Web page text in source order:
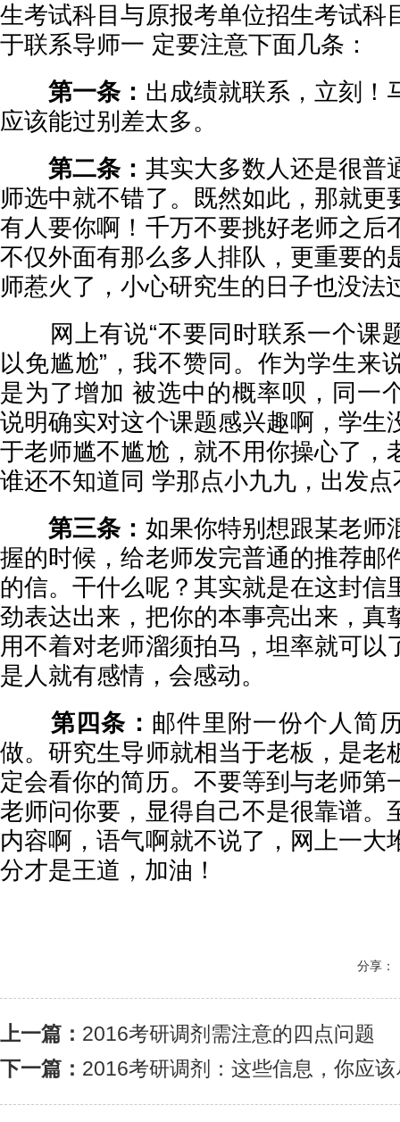
生考试科目与原报考单位招生考试科
于联系导师一 定要注意下面几条：
第一条： 出成绩就联系，立刻！
应该能过别差太多。
第二条： 其实大多数人还是很普
师选中就不错了。既然如此，那就更
有人要你啊！千万不要挑好老师之后
不仅外面有那么多人排队，更重要的
师惹火了，小心研究生的日子也没法
网上有说“不要同时联系一个课
以免尴尬”，我不赞同。作为学生来
是为了增加 被选中的概率呗，同一
说明确实对这个课题感兴趣啊，学生
于老师尴不尴尬，就不用你操心了，
谁还不知道同 学那点小九九，出发
第三条： 如果你特别想跟某老师
握的时候，给老师发完普通的推荐邮
的信。干什么呢？其实就是在这封信
劲表达出来，把你的本事亮出来，真
用不着对老师溜须拍马，坦率就可以
是人就有感情，会感动。
第四条： 邮件里附一份个人简
做。研究生导师就相当于老板，是老
定会看你的简历。不要等到与老师第
老师问你要，显得自己不是很靠谱。
内容啊，语气啊就不说了，网上一大
分才是王道，加油！
分享：
上一篇： 2016考研调剂需注意的四点问题
下一篇： 2016考研调剂：这些信息，你应